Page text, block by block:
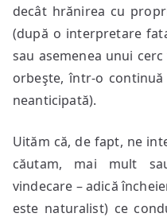
decât hrănirea cu
(după o interpretare
sau asemenea unui
orbeşte, într-o
neanticipată).
Uităm că, de fapt, ne
căutam, mai mult
vindecare – adică
este naturalist) ce